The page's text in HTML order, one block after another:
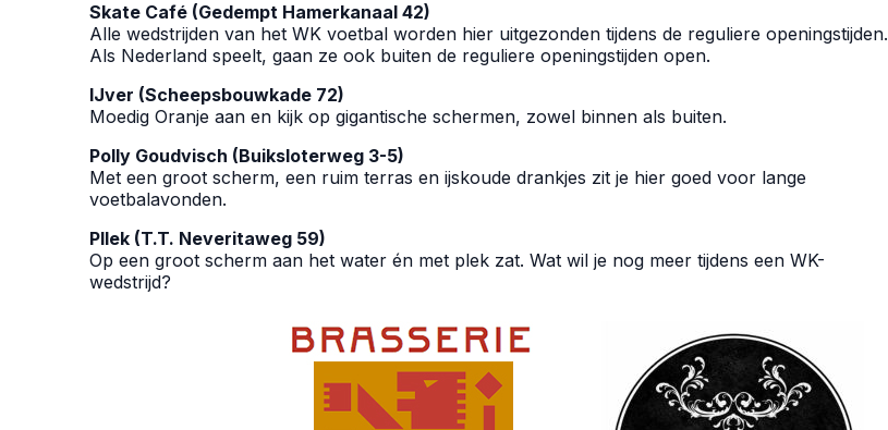
Skate Café (Gedempt Hamerkanaal 42)
Alle wedstrijden van het WK voetbal worden hier uitgezonden tijdens de reguliere openingstijden.
Als Nederland speelt, gaan ze ook buiten de reguliere openingstijden open.
IJver (Scheepsbouwkade 72)
Moedig Oranje aan en kijk op gigantische schermen, zowel binnen als buiten.
Polly Goudvisch (Buiksloterweg 3-5)
Met een groot scherm, een ruim terras en ijskoude drankjes zit je hier goed voor lange
voetbalavonden.
Pllek (T.T. Neveritaweg 59)
Op een groot scherm aan het water én met plek zat. Wat wil je nog meer tijdens een WK-
wedstrijd?